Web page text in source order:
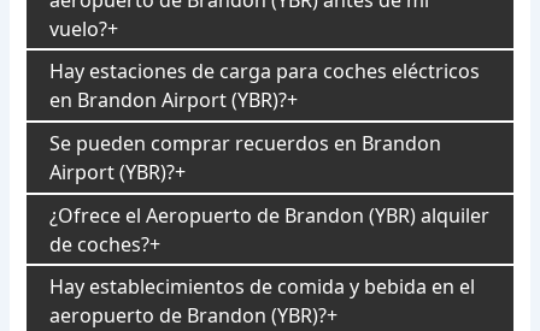
vuelo?
Hay estaciones de carga para coches eléctricos
en Brandon Airport (YBR)?
Se pueden comprar recuerdos en Brandon
Airport (YBR)?
¿Ofrece el Aeropuerto de Brandon (YBR) alquiler
de coches?
Hay establecimientos de comida y bebida en el
aeropuerto de Brandon (YBR)?